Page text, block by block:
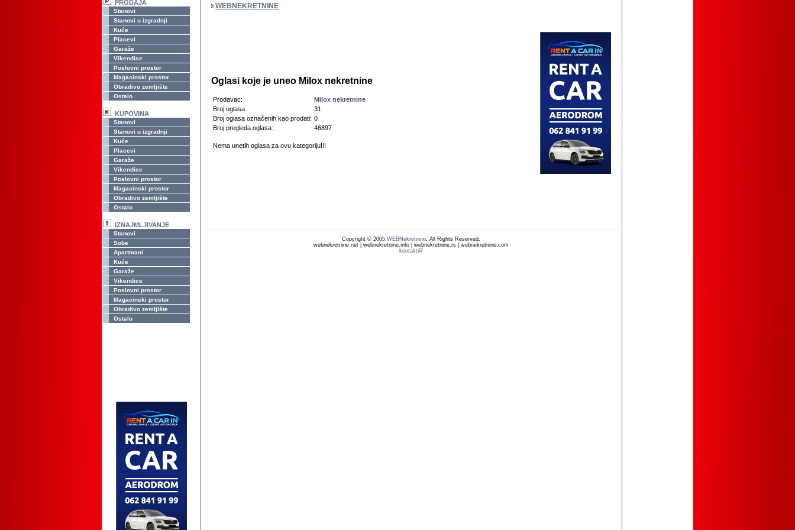
PRODAJA
Stanovi
Stanovi u izgradnji
Kuće
Placevi
Garaže
Vikendice
Poslovni prostor
Magacinski prostor
Obradivo zemljište
Ostalo
KUPOVINA
Stanovi
Stanovi u izgradnji
Kuće
Placevi
Garaže
Vikendice
Poslovni prostor
Magacinski prostor
Obradivo zemljište
Ostalo
IZNAJMLJIVANJE
Stanovi
Sobe
Apartmani
Kuće
Garaže
Vikendice
Poslovni prostor
Magacinski prostor
Obradivo zemljište
Ostalo
WEBNEKRETNINE
Oglasi koje je uneo Milox nekretnine
Prodavac:
Milox nekretnine
Broj oglasa
31
Broj oglasa označenih kao prodati: 0
Broj pregleda oglasa:
46897
Nema unetih oglasa za ovu kategoriju!!!
Copyright © 2005 WEBNekretnine, All Rights Reserved.
webnekretnine.net | webnekretnine.info | webnekretnine.rs | webnekretnine.com
kontakt@